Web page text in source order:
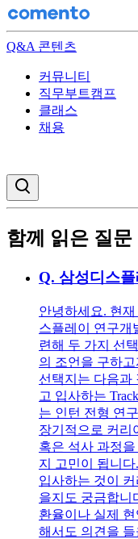
Q&A 콘텐츠
커뮤니티
직무부트캠프
클래스
채용
함께 읽은 질문
Q. 삼성디스
안녕하세요. 현
스플레이 연구개
련해 두 가지 선
의 조언을 구하
선택지는 다음과
고 입사하는
는 인턴 전형 연
장기적으로 커리
혹은 석사 과정
지 고민이 됩니
입사하는 것이
을지도 궁금합니
환율이나 실제
해서도 의견을